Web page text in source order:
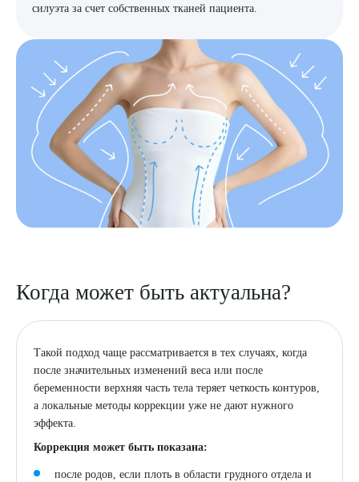
силуэта за счет собственных тканей пациента.
Когда может быть актуальна?
Такой подход чаще рассматривается в тех случаях, когда
после значительных изменений веса или после
беременности верхняя часть тела теряет четкость контуров,
а локальные методы коррекции уже не дают нужного
эффекта.
Коррекция может быть показана:
после родов, если плоть в области грудного отдела и